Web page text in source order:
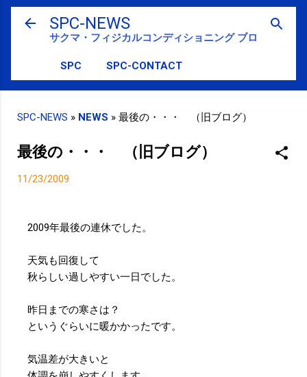
スキップしてメイン コンテンツに移動
SPC-NEWS
サクマ・フィジカルコンディショニング ブログ
SPC SPC-CONTACT
SPC-NEWS » NEWS » 最後の・・・ （旧ブログ）
最後の・・・ （旧ブログ）
11/23/2009
2009年最後の連休でした。
天気も回復して
秋らしい過しやすい一日でした。
昨日までの寒さは？
というぐらいに暖かかったです。
気温差が大きいと